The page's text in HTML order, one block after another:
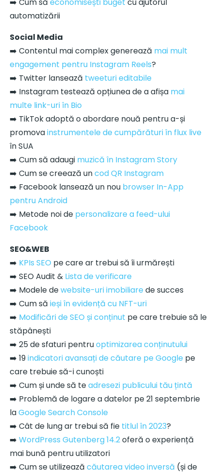
automatizării
Social Media
➡️ Contentul mai complex generează mai mult
engagement pentru Instagram Reels?
➡️ Twitter lansează tweeturi editabile
➡️ Instagram testează opțiunea de a afișa mai
multe link-uri în Bio
➡️ TikTok adoptă o abordare nouă pentru a-și
promovainstrumentele de cumpărături în flux live
în SUA
➡️ Cum să adaugi muzică în Instagram Story
➡️ Cum se creează uncod QR Instagram
➡️ Facebook lansează un nou browser In-App
pentru Android
➡️ Metode noi de personalizare a feed-ului
Facebook
SEO&WEB
➡️ KPIs SEO pe care ar trebui să îi urmărești
➡️ SEO Audit & Lista de verificare
➡️ Modele dewebsite-uri imobiliare de succes
➡️ Cum să ieși în evidență cu NFT-uri
➡️ Modificări de SEO și conținut pe care trebuie să le
stăpânești
➡️ 25 de sfaturi pentruoptimizarea conținutului
➡️ 19indicatori avansați de căutare pe Google pe
care trebuie să-i cunoști
➡️ Cum și unde să teadresezi publicului tău țintă
➡️ Problemă de logare a datelor pe 21 septembrie
laGoogle Search Console
➡️ Cât de lung ar trebui să fie titlul în 2023?
➡️ WordPress Gutenberg 14.2oferă o experiență
mai bună pentru utilizatori
➡️ Cum se utilizează căutarea video inversă (și de